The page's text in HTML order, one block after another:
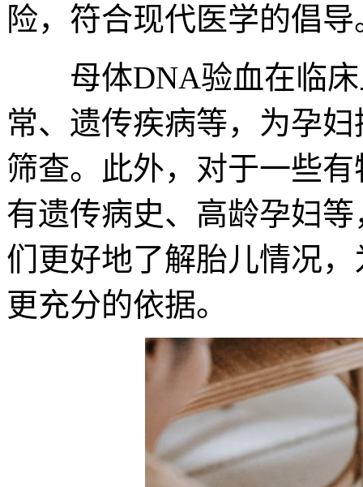
险，符合现代医学的倡导
母体DNA验血在临床
常、遗传疾病等，为孕
筛查。此外，对于一些
有遗传病史、高龄孕妇
们更好地了解胎儿情况
更充分的依据。